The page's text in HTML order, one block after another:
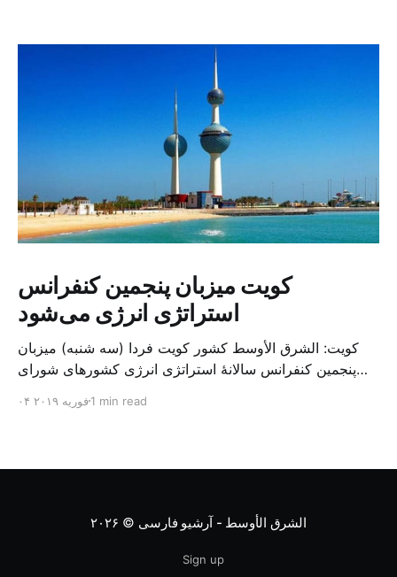
کویت میزبان پنجمین کنفرانس
استراتژی انرژی می‌شود
کویت: الشرق الأوسط کشور کویت فردا (سه شنبه) میزبان
پنجمین کنفرانس سالانهٔ استراتژی انرژی کشورهای شورای
متخصص از شرکت‌های جهانی نفت و گاز در این کنفرانس
۰۴ فوریه ۲۰۱۹1 min read
الشرق الأوسط - آرشیو فارسی © ۲۰۲۶
Sign up